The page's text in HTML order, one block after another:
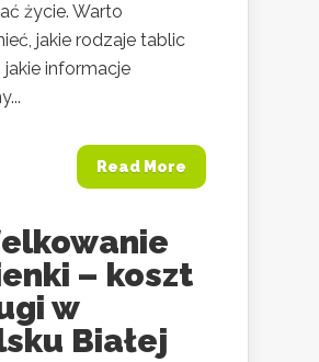
życie. Warto
jakie rodzaje tablic
jakie informacje
Read More
– koszt
w
Białej